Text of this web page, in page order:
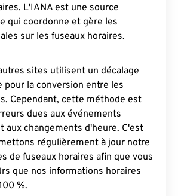
L'IANA est une source
qui coordonne et gère les
sur les fuseaux horaires.
sites utilisent un décalage
pour la conversion entre les
Cependant, cette méthode est
dues aux événements
aux changements d'heure. C'est
régulièrement à jour notre
de fuseaux horaires afin que vous
que nos informations horaires
%.